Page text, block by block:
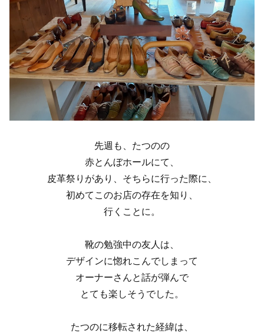
先週も、たつのの
赤とんぼホールにて、
皮革祭りがあり、そちらに行った際に、
初めてこのお店の存在を知り、
行くことに。
靴の勉強中の友人は、
デザインに惚れこんでしまって
オーナーさんと話が弾んで
とても楽しそうでした。
たつのに移転された経緯は、